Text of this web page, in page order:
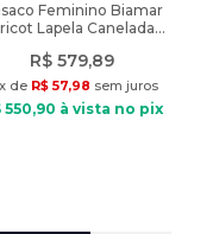
Feminino Biamar
Lapela Canelada
R$ 579,89
x de R$ 57,98 sem juros
550,90 à vista no pix